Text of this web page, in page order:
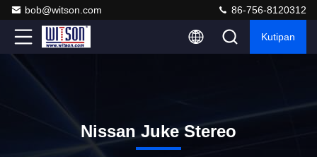
bob@witson.com 86-756-8120312
Kutipan
Nissan Juke Stereo